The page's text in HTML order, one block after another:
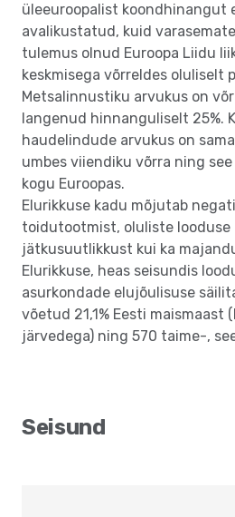
üleeuroopalist koondhinangut
avalikustatud, kuid
tulemus olnud Euroopa Liidu
keskmisega võrreldes oluliselt
Metsalinnustiku arvukus on
langenud hinnanguliselt 25%.
haudelindude arvukus on
umbes viiendiku võrra ning
kogu Euroopas.
Elurikkuse kadu mõjutab
toidutootmist, oluliste looduse
jätkusuutlikkust kui ka
Elurikkuse, heas seisundis
asurkondade elujõulisuse
võetud 21,1% Eesti maismaast
järvedega) ning 570 taime-,
Seisund